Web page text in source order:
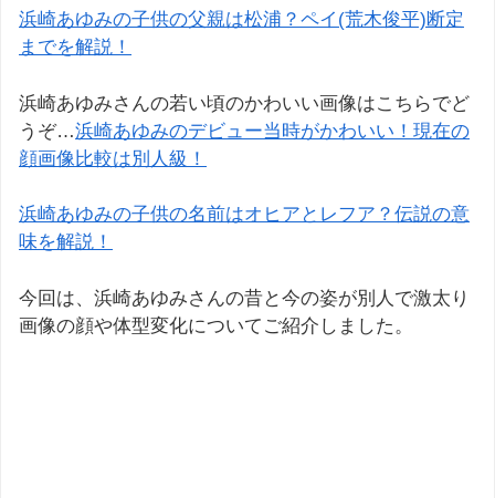
浜崎あゆみの子供の父親は松浦？ペイ(荒木俊平)断定
までを解説！
浜崎あゆみさんの若い頃のかわいい画像はこちらでど
うぞ…浜崎あゆみのデビュー当時がかわいい！現在の
顔画像比較は別人級！
浜崎あゆみの子供の名前はオヒアとレフア？伝説の意
味を解説！
今回は、浜崎あゆみさんの昔と今の姿が別人で激太り
画像の顔や体型変化についてご紹介しました。